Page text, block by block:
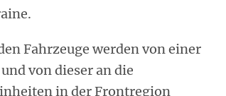
Fahrzeuge werden von einer
von dieser an die
in der Frontregion